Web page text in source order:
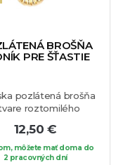
BROŠŇA
PRE ŠŤASTIE
pozlátená brošňa
roztomilého
na blúzku, sako
na Váš obľúbený
kúsok oblečenia.
12,50 €
môžete mať doma do
2 pracovných dní